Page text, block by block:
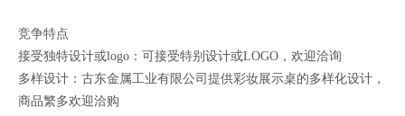
竞争特点
接受独特设计或logo：可接受特别设计或LOGO，欢迎洽询
多样设计：古东金属工业有限公司提供彩妆展示桌的多样化设计，
商品繁多欢迎洽购